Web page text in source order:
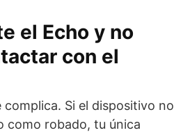
el Echo y no
con el
complica. Si el dispositivo no
como robado, tu única